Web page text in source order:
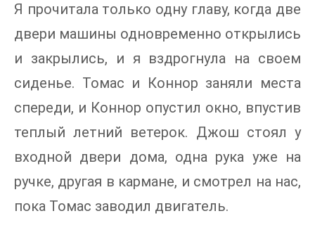
Я прочитала только одну главу, когда две
двери машины одновременно открылись
и закрылись, и я вздрогнула на своем
сиденье. Томас и Коннор заняли места
спереди, и Коннор опустил окно, впустив
теплый летний ветерок. Джош стоял у
входной двери дома, одна рука уже на
ручке, другая в кармане, и смотрел на нас,
пока Томас заводил двигатель.